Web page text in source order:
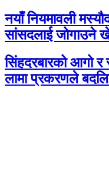
नयाँ नियमावली
सांसदलाई जोगाउने
सिंहदरबारको आगो
लामा प्रकरणले